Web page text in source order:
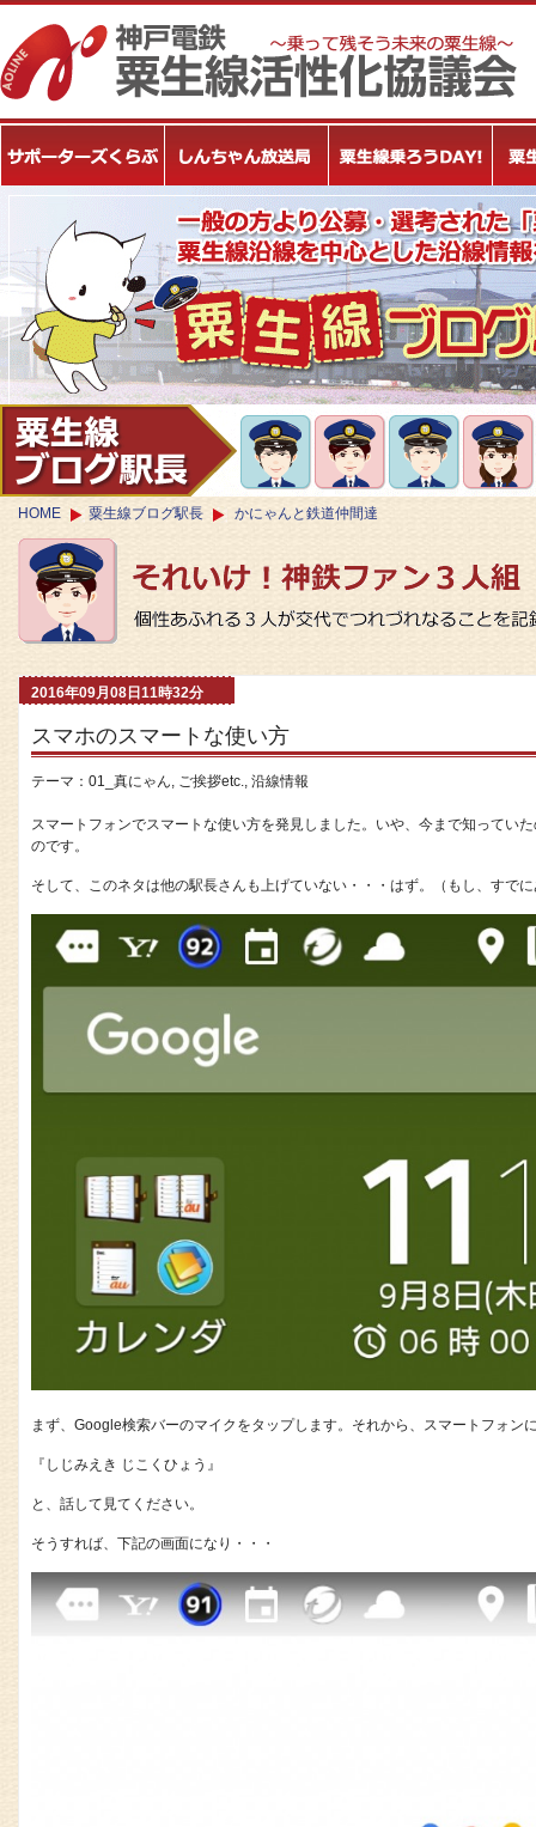
HOME 粟生線ブログ駅長 かにゃんと鉄道仲間達
2016年09月08日11時32分
スマホのスマートな使い方
テーマ： 01_真にゃん, ご挨拶etc., 沿線情報
スマートフォンでスマートな使い方を発見しました。いや、今まで知ってい
のです。
そして、このネタは他の駅長さんも上げていない・・・はず。（もし、すで
まず、Google検索バーのマイクをタップします。それから、スマートフォン
『しじみえき じこくひょう』
と、話して見てください。
そうすれば、下記の画面になり・・・